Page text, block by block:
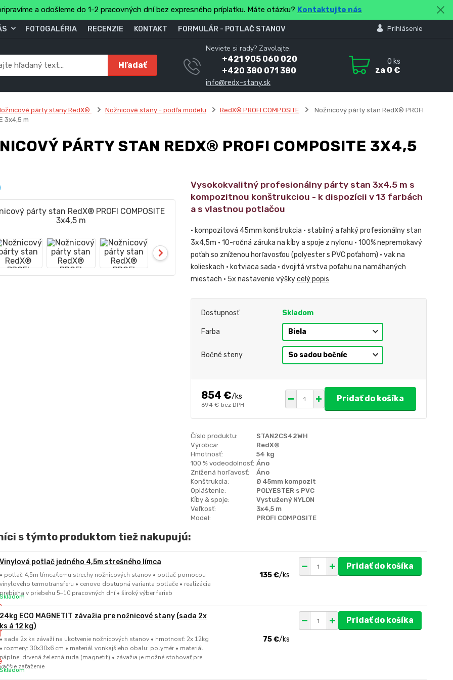
a odošleme do 1-2 pracovných dní bez expresného príplatku. Máte otázku? Kontaktujte nás
FOTOGALÉRIA RECENZIE KONTAKT FORMULÁR - POTLAČ STANOV Prihlásenie
Hľadať
Neviete si rady? Zavolajte.
+421 905 060 020
+420 380 071 380
info@redx-stany.sk
0 ks
za 0 €
párty stany RedX® Nožnicové stany - podľa modelu RedX® PROFI COMPOSITE
Nožnicový párty stan RedX® PROFI
3x4,5 m
PÁRTY STAN REDX® PROFI COMPOSITE 3X4,5
Vysokokvalitný profesionálny párty stan 3x4,5 m s
kompozitnou konštrukciou - k dispozícii v 13 farbách
a s vlastnou potlačou
• kompozitová 45mm konštrukcia • stabilný a ľahký profesionálny stan
3x4,5m • 10-ročná záruka na kĺby a spoje z nylonu • 100% nepremokavý
poťah so zníženou horľavosťou (polyester s PVC poťahom) • vak na
kolieskach • kotviaca sada • dvojitá vrstva poťahu na namáhaných
miestach • 5x nastavenie výškycelý popis
Dostupnosť Skladom
Farba
Bočné steny
854 €/ks
694 € bez DPH
Pridať do košíka
Číslo produktu:
STAN2CS42WH
Výrobca:
RedX®
Hmotnosť:
54 kg
100 % vodeodolnosť: Áno
Znížená horľavosť:
Áno
Konštrukcia:
Ø 45mm kompozit
Opláštenie:
POLYESTER s PVC
Kĺby & spoje:
Vystužený NYLON
Veľkosť:
3x4,5 m
Model:
PROFI COMPOSITE
s týmto produktom tiež nakupujú:
potlač jedného 4,5m strešného límca
potlač 4,5m límca/lemu strechy nožnicových stanov • potlač pomocou
termotransferu • cenovo dostupná varianta potlače • realizácia
v priebehu 5–10 pracovných dní • široký výber farieb
135 €/ks
Pridať do košíka
ECO MAGNETIT závažia pre nožnicové stany (sada 2x
á 12 kg)
sada 2x ks závaží na ukotvenie nožnicových stanov • hmotnosť: 2x 12kg
rozmery: 30x30x6 cm • materiál vonkajšieho obalu: polymér • materiál
drvená železná ruda (magnetit) • závažia je možné stohovať pre
zaťaženie
75 €/ks
Pridať do košíka